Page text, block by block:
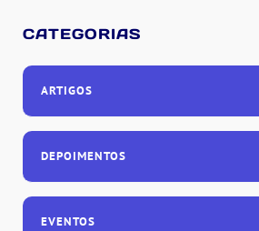
CATEGORIAS
ARTIGOS
DEPOIMENTOS
EVENTOS